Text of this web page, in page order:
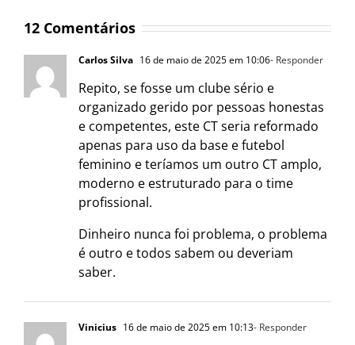
12 Comentários
Carlos Silva 16 de maio de 2025 em 10:06- Responder
Repito, se fosse um clube sério e
organizado gerido por pessoas honestas
e competentes, este CT seria reformado
apenas para uso da base e futebol
feminino e teríamos um outro CT amplo,
moderno e estruturado para o time
profissional.
Dinheiro nunca foi problema, o problema
é outro e todos sabem ou deveriam
saber.
Vinicius 16 de maio de 2025 em 10:13- Responder